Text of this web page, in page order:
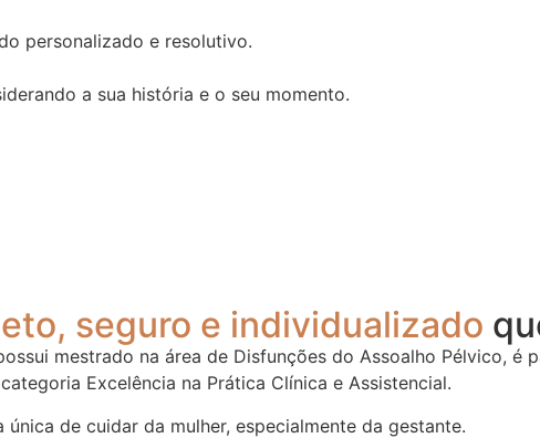
personalizado e resolutivo.
a sua história e o seu momento.
seguro e individualizado
mestrado na área de Disfunções do Assoalho Pélvico,
Excelência na Prática Clínica e Assistencial.
de cuidar da mulher, especialmente da gestante.